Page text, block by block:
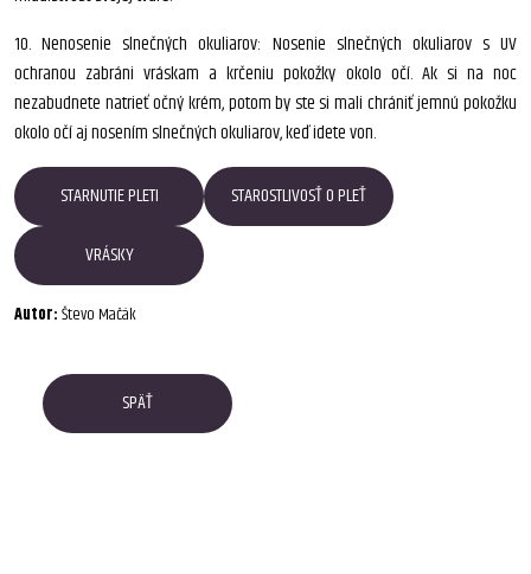
10. Nenosenie slnečných okuliarov: Nosenie slnečných okuliarov s UV
ochranou zabráni vráskam a krčeniu pokožky okolo očí. Ak si na noc
nezabudnete natrieť očný krém, potom by ste si mali chrániť jemnú pokožku
okolo očí aj nosením slnečných okuliarov, keď idete von.
STARNUTIE PLETI
STAROSTLIVOSŤ O PLEŤ
VRÁSKY
Autor:Števo Mačák
SPÄŤ